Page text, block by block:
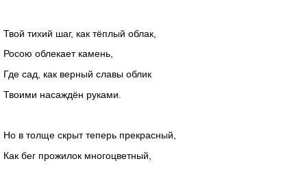
Твой тихий шаг, как тёплый облак,
Росою облекает камень,
Где сад, как верный славы облик
Твоими насаждён руками.
Но в толще скрыт теперь прекрасный,
Как бег прожилок многоцветный,